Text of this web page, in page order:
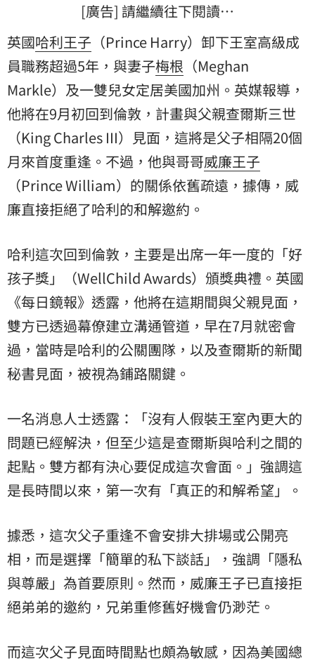
[廣告] 請繼續往下閱讀…
英國哈利王子 （Prince Harry）卸下王室高級成
員職務超過5年，與妻子梅根 （Meghan
Markle）及一雙兒女定居美國加州。英媒報導，
他將在9月初回到倫敦，計畫與父親查爾斯三世
（King Charles III）見面，這將是父子相隔20個
月來首度重逢。不過，他與哥哥威廉王子
（Prince William）的關係依舊疏遠，據傳，威
廉直接拒絕了哈利的和解邀約。
哈利這次回到倫敦，主要是出席一年一度的「好
孩子獎」（WellChild Awards）頒獎典禮。英國
《每日鏡報》透露，他將在這期間與父親見面，
雙方已透過幕僚建立溝通管道，早在7月就密會
過，當時是哈利的公關團隊，以及查爾斯的新聞
秘書見面，被視為鋪路關鍵。
一名消息人士透露：「沒有人假裝王室內更大的
問題已經解決，但至少這是查爾斯與哈利之間的
起點。雙方都有決心要促成這次會面。」強調這
是長時間以來，第一次有「真正的和解希望」。
據悉，這次父子重逢不會安排大排場或公開亮
相，而是選擇「簡單的私下談話」，強調「隱私
與尊嚴」為首要原則。然而，威廉王子已直接拒
絕弟弟的邀約，兄弟重修舊好機會仍渺茫。
而這次父子見面時間點也頗為敏感，因為美國總